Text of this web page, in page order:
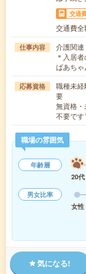
交通
交通費
仕事内容
介護関連
＊入居
ばあち
応募資格
職種未経
要
無資格
不要で
職場の雰囲気
年齢層
20代
男女比率
女性
気になる!